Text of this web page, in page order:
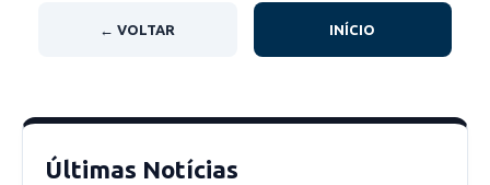
← VOLTAR INÍCIO
Últimas Notícias